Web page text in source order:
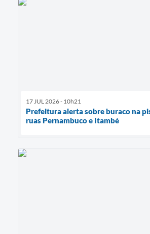
17 JUL 2026 - 10h21
Prefeitura alerta sobre buraco na
ruas Pernambuco e Itambé